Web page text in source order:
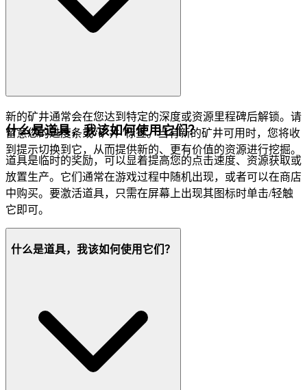
新的矿井通常会在您达到特定的深度或资源里程碑后解锁。请
留意您的进度条或“矿井”标签。当有新的矿井可用时，您将收
到提示切换到它，从而提供新的、更有价值的资源进行挖掘。
什么是道具，我该如何使用它们？
道具是临时的奖励，可以显着提高您的点击速度、资源获取或
放置生产。它们通常在游戏过程中随机出现，或者可以在商店
中购买。要激活道具，只需在屏幕上出现其图标时单击/轻触
它即可。
什么是道具，我该如何使用它们？